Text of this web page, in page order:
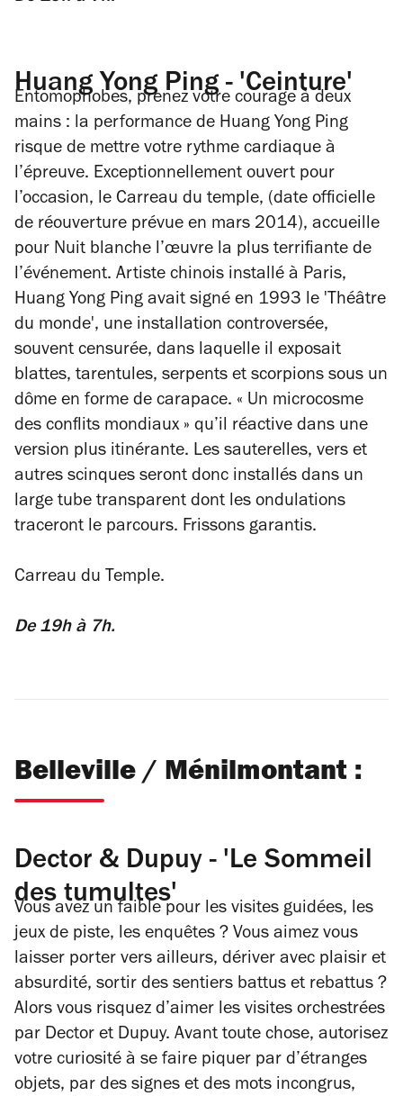
Huang Yong Ping - 'Ceinture'
Entomophobes, prenez votre courage à deux
mains : la performance de Huang Yong Ping
risque de mettre votre rythme cardiaque à
l’épreuve. Exceptionnellement ouvert pour
l’occasion, le Carreau du temple, (date officielle
de réouverture prévue en mars 2014), accueille
pour Nuit blanche l’œuvre la plus terrifiante de
l’événement. Artiste chinois installé à Paris,
Huang Yong Ping avait signé en 1993 le 'Théâtre
du monde', une installation controversée,
souvent censurée, dans laquelle il exposait
blattes, tarentules, serpents et scorpions sous un
dôme en forme de carapace. « Un microcosme
des conflits mondiaux » qu’il réactive dans une
version plus itinérante. Les sauterelles, vers et
autres scinques seront donc installés dans un
large tube transparent dont les ondulations
traceront le parcours. Frissons garantis.
Carreau du Temple.
De 19h à 7h.
Belleville / Ménilmontant :
Dector & Dupuy - 'Le Sommeil
des tumultes'
Vous avez un faible pour les visites guidées, les
jeux de piste, les enquêtes ? Vous aimez vous
laisser porter vers ailleurs, dériver avec plaisir et
absurdité, sortir des sentiers battus et rebattus ?
Alors vous risquez d’aimer les visites orchestrées
par Dector et Dupuy. Avant toute chose, autorisez
votre curiosité à se faire piquer par d’étranges
objets, par des signes et des mots incongrus,